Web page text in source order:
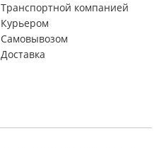
Транспортной компанией
Курьером
Самовывозом
Доставка